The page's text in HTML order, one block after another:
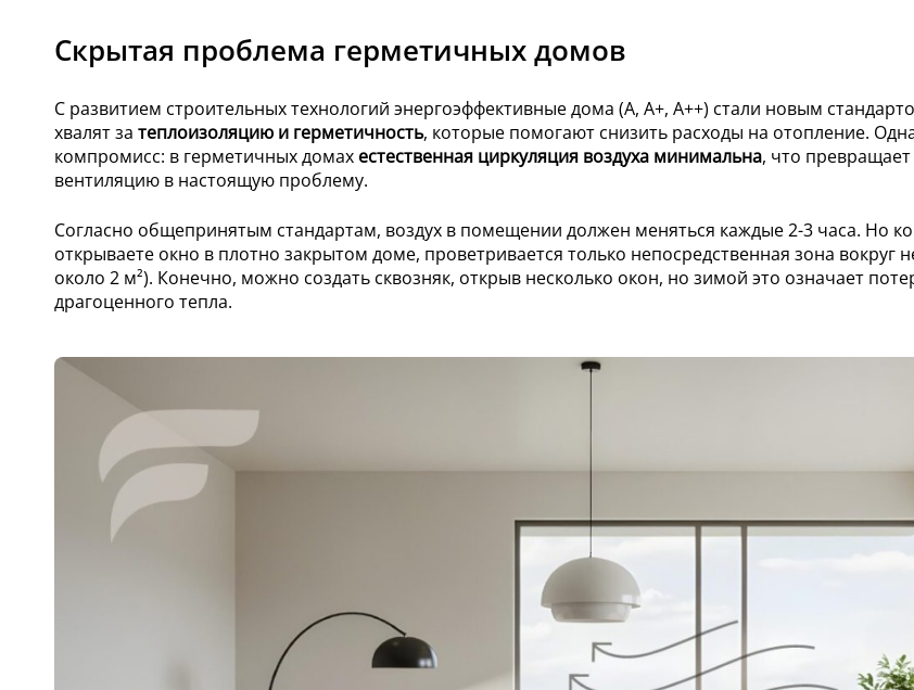
Скрытая проблема герметичных домов
С развитием строительных технологий энергоэффективные дома (A, A+, A++) стали новым
хвалят за теплоизоляцию и герметичность, которые помогают снизить расходы на отопление.
компромисс: в герметичных домах естественная циркуляция воздуха минимальна, что
вентиляцию в настоящую проблему.
Согласно общепринятым стандартам, воздух в помещении должен меняться каждые 2-3 часа. Но
открываете окно в плотно закрытом доме, проветривается только непосредственная зона вокруг
около 2 м²). Конечно, можно создать сквозняк, открыв несколько окон, но зимой это означает
драгоценного тепла.